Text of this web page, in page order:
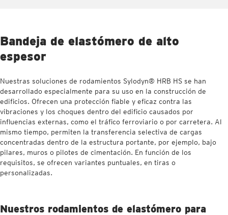
Bandeja de elastómero de alto
espesor
Nuestras soluciones de rodamientos Sylodyn® HRB HS se han
desarrollado especialmente para su uso en la construcción de
edificios. Ofrecen una protección fiable y eficaz contra las
vibraciones y los choques dentro del edificio causados por
influencias externas, como el tráfico ferroviario o por carretera. Al
mismo tiempo, permiten la transferencia selectiva de cargas
concentradas dentro de la estructura portante, por ejemplo, bajo
pilares, muros o pilotes de cimentación. En función de los
requisitos, se ofrecen variantes puntuales, en tiras o
personalizadas.
Nuestros rodamientos de elastómero para